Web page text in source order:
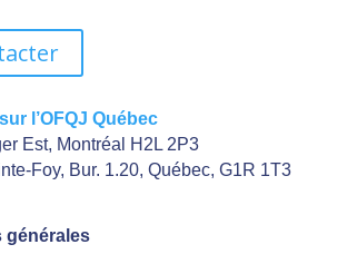
l’OFQJ Québec
Est, Montréal H2L 2P3
Foy, Bur. 1.20, Québec, G1R 1T3
générales